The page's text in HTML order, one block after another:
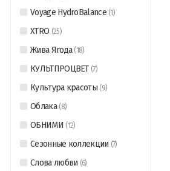
Voyage HydroBalance (1 )
XTRO (25)
Жива Ягода (18)
КУЛЬТПРОЦВЕТ (7)
Культура красоты (9)
Облака (8)
ОБНИМИ (12)
Сезонные коллекции (7)
Слова любви (6)